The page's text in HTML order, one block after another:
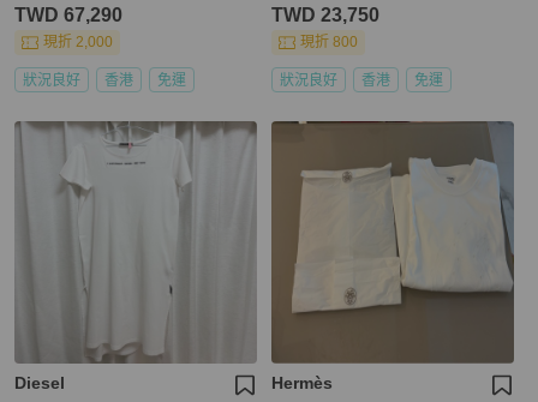
TWD 67,290
現折 2,000
狀況良好 香港 免運
TWD 23,750
現折 800
狀況良好 香港 免運
Diesel Hermès